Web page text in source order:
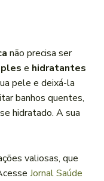
não precisa ser
e hidratantes
pele e deixá-la
banhos quentes,
hidratado. A sua
valiosas, que
Jornal Saúde